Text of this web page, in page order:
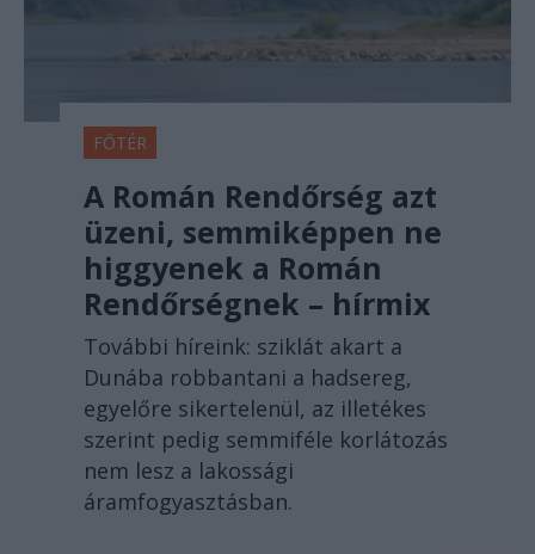
FŐTÉR
A Román Rendőrség azt
üzeni, semmiképpen ne
higgyenek a Román
Rendőrségnek – hírmix
További híreink: sziklát akart a
Dunába robbantani a hadsereg,
egyelőre sikertelenül, az illetékes
szerint pedig semmiféle korlátozás
nem lesz a lakossági
áramfogyasztásban.